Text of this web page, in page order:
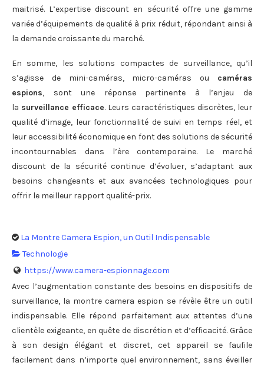
maitrisé. L’expertise discount en sécurité offre une gamme
variée d’équipements de qualité à prix réduit, répondant ainsi à
la demande croissante du marché.
En somme, les solutions compactes de surveillance, qu’il
s’agisse de mini-caméras, micro-caméras ou caméras
espions, sont une réponse pertinente à l’enjeu de
la surveillance efficace. Leurs caractéristiques discrètes, leur
qualité d’image, leur fonctionnalité de suivi en temps réel, et
leur accessibilité économique en font des solutions de sécurité
incontournables dans l’ère contemporaine. Le marché
discount de la sécurité continue d’évoluer, s’adaptant aux
besoins changeants et aux avancées technologiques pour
offrir le meilleur rapport qualité-prix.
La Montre Camera Espion, un Outil Indispensable
Technologie
https://www.camera-espionnage.com
Avec l’augmentation constante des besoins en dispositifs de
surveillance, la montre camera espion se révèle être un outil
indispensable. Elle répond parfaitement aux attentes d’une
clientèle exigeante, en quête de discrétion et d’efficacité. Grâce
à son design élégant et discret, cet appareil se faufile
facilement dans n’importe quel environnement, sans éveiller